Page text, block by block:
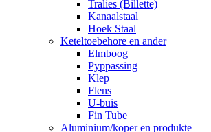
Tralies (Billette)
Kanaalstaal
Hoek Staal
Keteltoebehore en ander
Elmboog
Pyppassing
Klep
Flens
U-buis
Fin Tube
Aluminium/koper en produkte